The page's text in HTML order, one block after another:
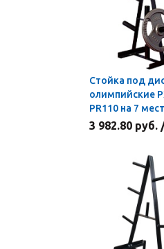
Стойка под
олимпийские
PR110 на 7 мест
3 982.80 руб.